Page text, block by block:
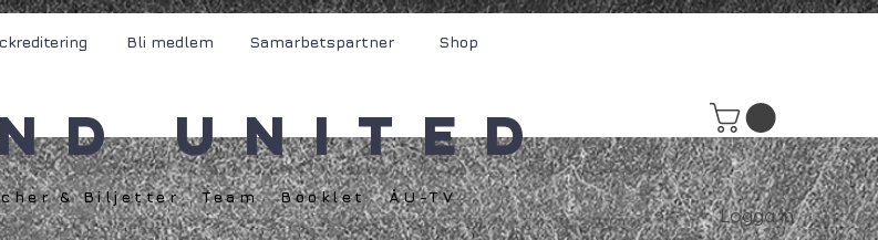
Bli medlem Samarbetspartner Shop
United
& Biljetter Team Booklet ÅU-TV
Logga in